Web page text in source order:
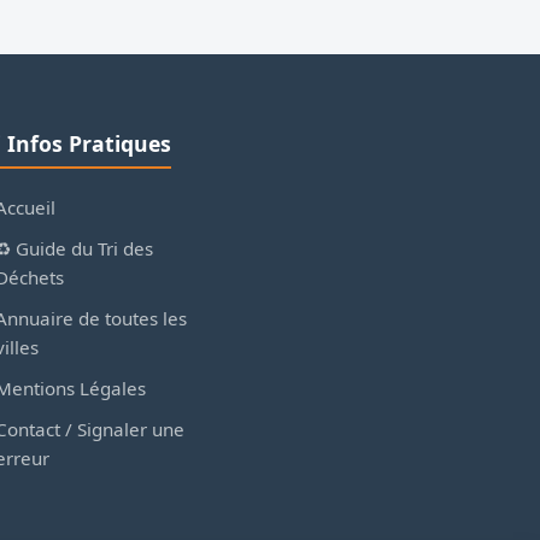
Infos Pratiques
Guide du Tri des
de toutes les
Légales
/ Signaler une